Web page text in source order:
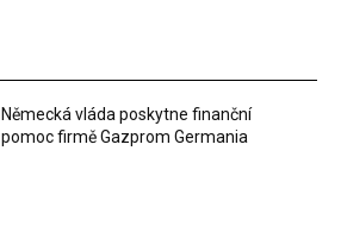
Německá vláda poskytne finanční
pomoc firmě Gazprom Germania